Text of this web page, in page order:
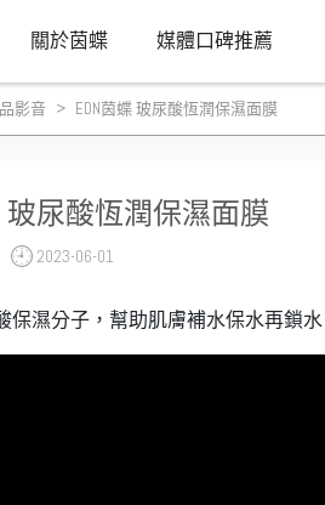
關於茵蝶 媒體口碑推薦
影音 EDN茵蝶 玻尿酸恆潤保濕面膜
玻尿酸恆潤保濕面膜
2023-06-01
保濕分子，幫助肌膚補水保水再鎖